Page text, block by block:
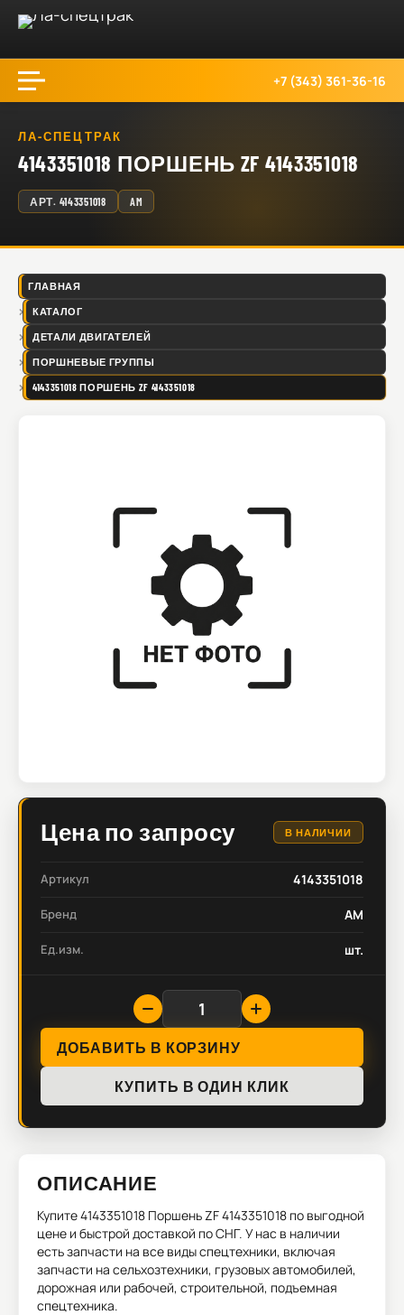
+7 (343) 361-36-16
ЛА-СПЕЦТРАК
4143351018 ПОРШЕНЬ ZF 4143351018
АРТ. 4143351018 AM
ГЛАВНАЯ
КАТАЛОГ
ДЕТАЛИ ДВИГАТЕЛЕЙ
ПОРШНЕВЫЕ ГРУППЫ
4143351018 ПОРШЕНЬ ZF 4143351018
Цена по запросу В НАЛИЧИИ
Артикул 4143351018
Бренд AM
Ед.изм. шт.
ДОБАВИТЬ В КОРЗИНУ
КУПИТЬ В ОДИН КЛИК
ОПИСАНИЕ
Купите4143351018 Поршень ZF 4143351018 по выгодной
цене и быстрой доставкой по СНГ. У нас в наличии
есть запчасти на все виды спецтехники, включая
запчасти на сельхозтехники, грузовых автомобилей,
дорожная или рабочей, строительной, подъемная
спецтехника.